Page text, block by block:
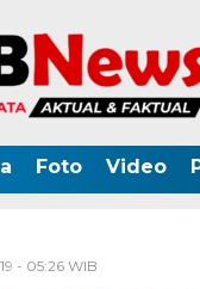
Foto Video
- 05:26 WIB